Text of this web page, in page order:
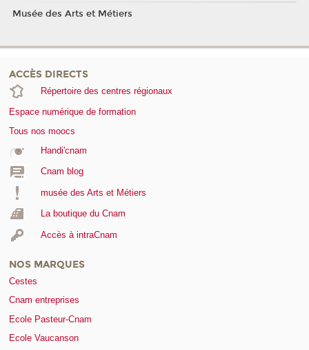
Musée des Arts et Métiers
ACCÈS DIRECTS
Répertoire des centres régionaux
Espace numérique de formation
Tous nos moocs
Handi'cnam
Cnam blog
musée des Arts et Métiers
La boutique du Cnam
Accès à intraCnam
NOS MARQUES
Cestes
Cnam entreprises
Ecole Pasteur-Cnam
Ecole Vaucanson